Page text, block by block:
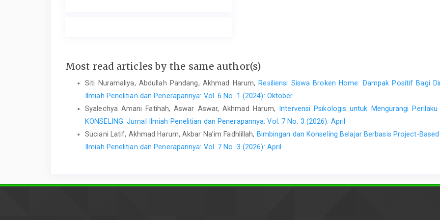
Most read articles by the same author(s)
Siti Nuramaliya, Abdullah Pandang, Akhmad Harum, Resiliensi Siswa Broken Home: Dampak Positif Bagi
Ilmiah Penelitian dan Penerapannya: Vol. 6 No. 1 (2024): Oktober
Syalechya Amani Fatihah, Aswar Aswar, Akhmad Harum,
Intervensi Psikologis untuk Mengurangi
KONSELING: Jurnal Ilmiah Penelitian dan Penerapannya: Vol. 7 No. 3 (2026): April
Suciani Latif, Akhmad Harum, Akbar Na’im Fadhlillah, Bimbingan dan Konseling Belajar Berbasis Project-
Ilmiah Penelitian dan Penerapannya: Vol. 7 No. 3 (2026): April